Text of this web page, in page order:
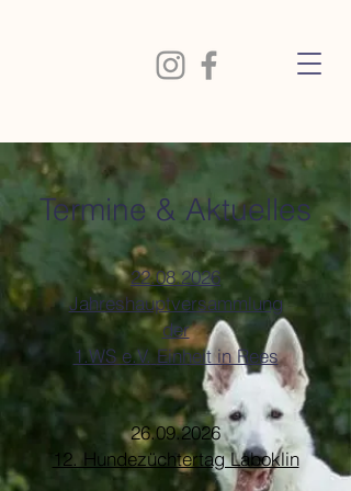
Termine & Aktuelles
22.08.2026
Jahreshauptversammlung
der
1.WS e.V. Einheit in Rees
26.09.2026
12. Hundezüchtertag Laboklin